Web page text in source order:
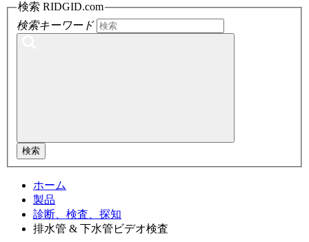
検索 RIDGID.com
検索キーワード
検索
ホーム
製品
診断、検査、探知
排水管 & 下水管ビデオ検査